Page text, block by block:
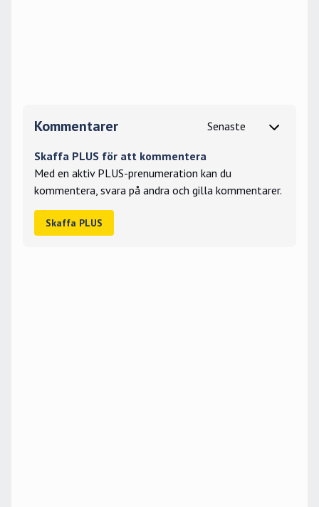
Kommentarer
Skaffa PLUS för att kommentera
Med en aktiv PLUS-prenumeration kan du
kommentera, svara på andra och gilla kommentarer.
Skaffa PLUS